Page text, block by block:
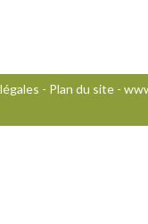
- Plan du site -